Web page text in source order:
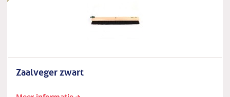
Zaalveger zwart